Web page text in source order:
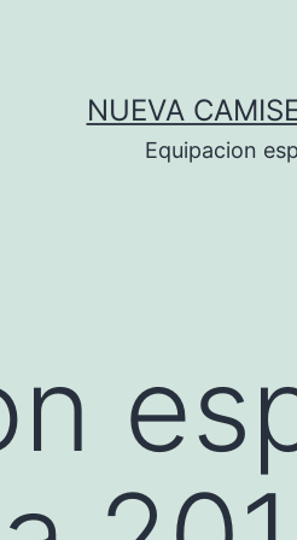
NUEVA
Equipacion